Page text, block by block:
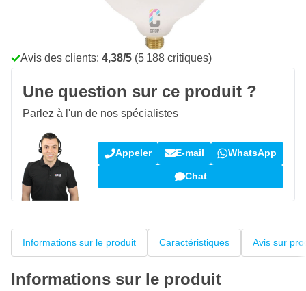
avec UPS
retours & échanges
Avis des clients: 4,38/5 (5 188 critiques)
Une question sur ce produit ?
Parlez à l'un de nos spécialistes
Appeler E-mail WhatsApp
Chat
Informations sur le produit Caractéristiques Avis sur
Informations sur le produit